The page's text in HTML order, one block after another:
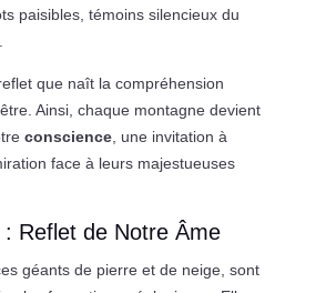
paisibles, témoins silencieux du
que naît la compréhension
Ainsi, chaque montagne devient
conscience, une invitation à
face à leurs majestueuses
Reflet de Notre Âme
géants de pierre et de neige, sont